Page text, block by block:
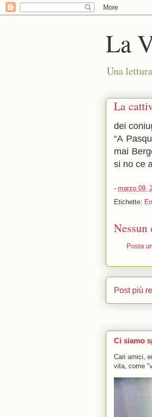
La
Una
La
dei
“A
mai
si no ce
- marzo 09,
Etichette:
Nessun
Posta
Post più
Ci siamo
Cari amici,
vita, come